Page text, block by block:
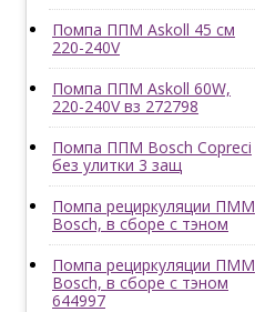
Помпа ППМ Askoll 45 см
220-240V
Помпа ППМ Askoll 60W,
220-240V вз 272798
Помпа ППМ Bosch Copreci
без улитки 3 защ
Помпа рециркуляции ПММ
Bosch, в сборе с тэном
Помпа рециркуляции ПММ
Bosch, в сборе с тэном
644997